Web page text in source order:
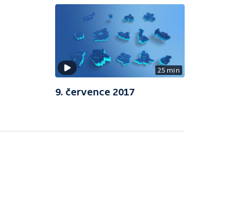
25 min
9. července 2017